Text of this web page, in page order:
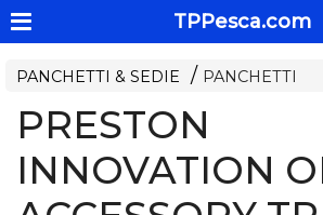
TPPesca.com
PANCHETTI & SEDIE PANCHETTI
PRESTON
INNOVATION